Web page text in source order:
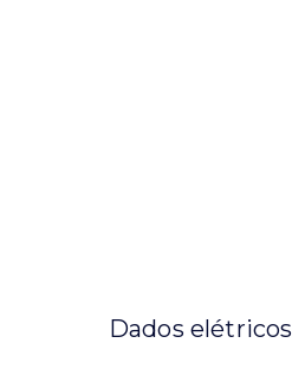
Dados elétricos